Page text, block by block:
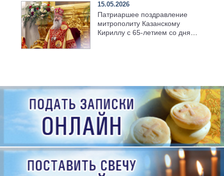
15.05.2026
Патриаршее поздравление
митрополиту Казанскому
Кириллу с 65-летием со дня